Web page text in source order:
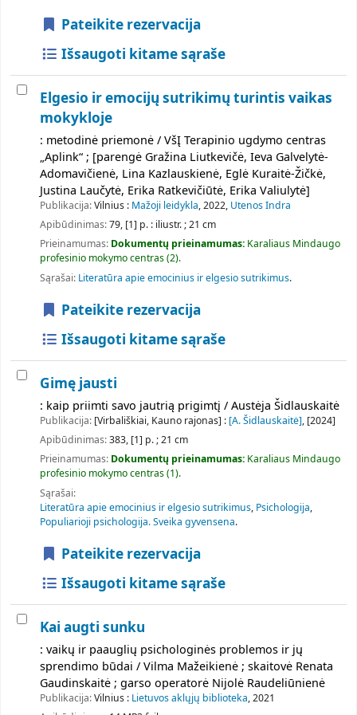
Pateikite rezervacija
Išsaugoti kitame sąraše
Elgesio ir emocijų sutrikimų turintis vaikas
mokykloje
: metodinė priemonė / VšĮ Terapinio ugdymo centras
„Aplink“ ; [parengė Gražina Liutkevičė, Ieva Galvelytė-
Adomavičienė, Lina Kazlauskienė, Eglė Kuraitė-Žičkė,
Justina Laučytė, Erika Ratkevičiūtė, Erika Valiulytė]
Publikacija:Vilnius : Mažoji leidykla, 2022, Utenos Indra
Apibūdinimas:79, [1] p. : iliustr. ; 21 cm
Prieinamumas: Dokumentų prieinamumas: Karaliaus Mindaugo
profesinio mokymo centras(2).
Sąrašai: Literatūra apie emocinius ir elgesio sutrikimus.
Pateikite rezervacija
Išsaugoti kitame sąraše
Gimę jausti
: kaip priimti savo jautrią prigimtį / Austėja Šidlauskaitė
Publikacija: [Virbališkiai, Kauno rajonas] : [A. Šidlauskaitė], [2024]
Apibūdinimas:383, [1] p. ; 21 cm
Prieinamumas: Dokumentų prieinamumas: Karaliaus Mindaugo
profesinio mokymo centras(1).
Sąrašai:
Literatūra apie emocinius ir elgesio sutrikimus, Psichologija,
Populiarioji psichologija. Sveika gyvensena.
Pateikite rezervacija
Išsaugoti kitame sąraše
Kai augti sunku
: vaikų ir paauglių psichologinės problemos ir jų
sprendimo būdai / Vilma Mažeikienė ; skaitovė Renata
Gaudinskaitė ; garso operatorė Nijolė Raudeliūnienė
Publikacija:Vilnius : Lietuvos aklųjų biblioteka, 2021